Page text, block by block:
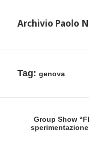
Archivio Paolo
Tag:genova
Group Show
sperimentazione